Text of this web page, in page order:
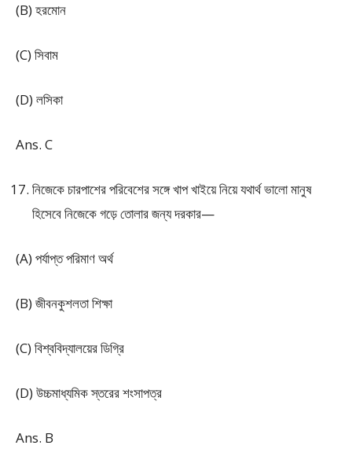
(B) হরমোন
(C) সিবাম
(D) লসিকা
Ans. C
নিজেকে চারপাশের পরিবেশের সঙ্গে খাপ খাইয়ে নিয়ে যথার্থ ভালো মানুষ
হিসেবে নিজেকে গড়ে তোলার জন্য দরকার—
(A) পর্যাপ্ত পরিমাণ অর্থ
(B) জীবনকুশলতা শিক্ষা
(C) বিশ্ববিদ্যালয়ের ডিগ্রি
(D) উচ্চমাধ্যমিক স্তরের শংসাপত্র
Ans. B